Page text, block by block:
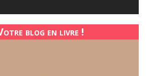
blog en livre !